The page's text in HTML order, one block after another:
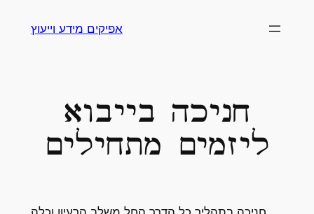
אפיקים מידע וייעוץ
חניכה בייבוא
ליזמים מתחילים